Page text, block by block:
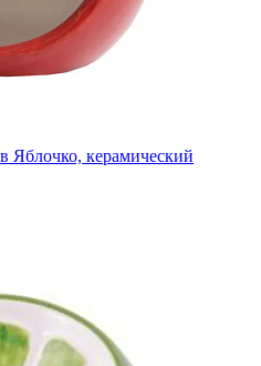
Яблочко, керамический